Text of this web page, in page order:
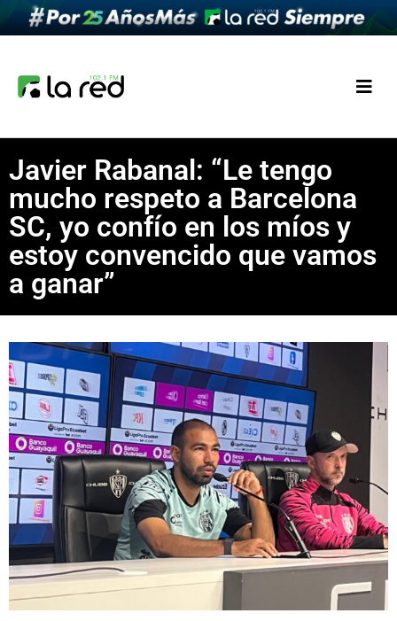
Javier Rabanal: “Le tengo
mucho respeto a Barcelona
SC, yo confío en los míos y
estoy convencido que vamos
a ganar”